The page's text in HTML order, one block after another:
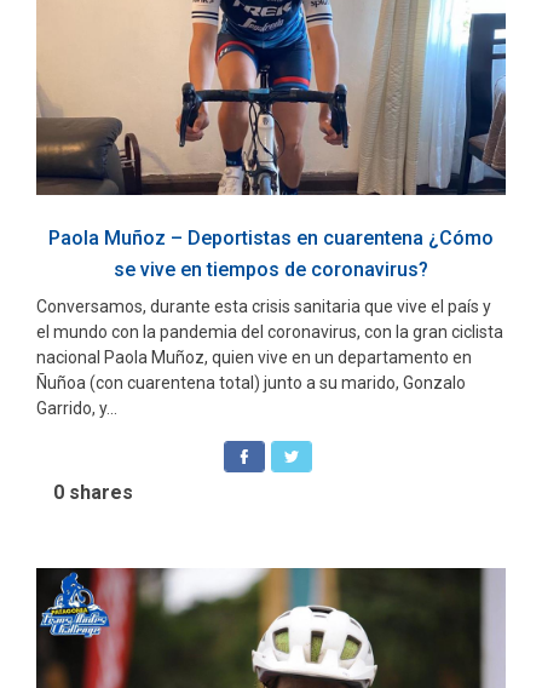
Paola Muñoz – Deportistas en cuarentena ¿Cómo
se vive en tiempos de coronavirus?
Conversamos, durante esta crisis sanitaria que vive el país y
el mundo con la pandemia del coronavirus, con la gran ciclista
nacional Paola Muñoz, quien vive en un departamento en
Ñuñoa (con cuarentena total) junto a su marido, Gonzalo
Garrido, y...
0 shares